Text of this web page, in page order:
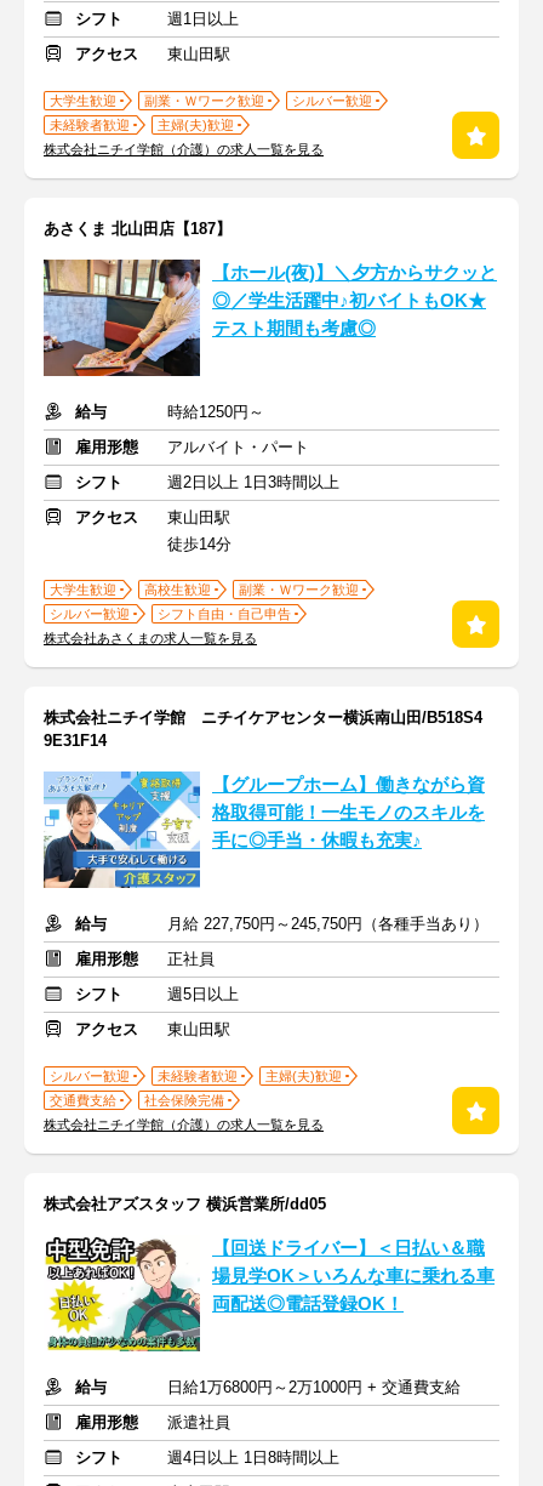
シフト
週1日以上
アクセス
東山田駅
大学生歓迎 副業・Ｗワーク歓迎
シルバー歓迎
未経験者歓迎
主婦(夫)歓迎
株式会社ニチイ学館（介護）の求人一覧を見る
あさくま 北山田店【187】
【ホール(夜)】＼夕方からサクッと
◎／学生活躍中♪初バイトもOK★
テスト期間も考慮◎
給与
時給1250円～
雇用形態
アルバイト・パート
シフト
週2日以上 1日3時間以上
アクセス
東山田駅
徒歩14分
大学生歓迎 高校生歓迎
副業・Ｗワーク歓迎
シルバー歓迎
シフト自由・自己申告
株式会社あさくまの求人一覧を見る
株式会社ニチイ学館 ニチイケアセンター横浜南山田/B518S4
9E31F14
【グループホーム】働きながら資
格取得可能！一生モノのスキルを
手に◎手当・休暇も充実♪
給与
月給 227,750円～245,750円（各種手当あり）
雇用形態
正社員
シフト
週5日以上
アクセス
東山田駅
シルバー歓迎 未経験者歓迎
主婦(夫)歓迎
交通費支給
社会保険完備
株式会社ニチイ学館（介護）の求人一覧を見る
株式会社アズスタッフ 横浜営業所/dd05
【回送ドライバー】＜日払い＆職
場見学OK＞いろんな車に乗れる車
両配送◎電話登録OK！
給与
日給1万6800円～2万1000円 + 交通費支給
雇用形態
派遣社員
シフト
週4日以上 1日8時間以上